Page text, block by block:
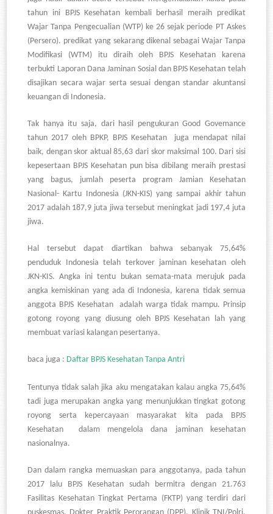
tahun ini BPJS Kesehatan kembali berhasil meraih predikat
Wajar Tanpa Pengecualian (WTP) ke 26 sejak periode PT Askes
(Persero). predikat yang sekarang dikenal sebagai Wajar Tanpa
Modifikasi (WTM) itu diraih oleh BPJS Kesehatan karena
terbukti Laporan Dana Jaminan Sosial dan BPJS Kesehatan telah
disajikan secara wajar serta sesuai dengan standar akuntansi
keuangan di Indonesia.
Tak hanya itu saja, dari hasil pengukuran Good Govemance
tahun 2017 oleh BPKP, BPJS Kesehatan juga mendapat nilai
baik, dengan skor aktual 85,63 dari skor maksimal 100. Dari sisi
kepesertaan BPJS Kesehatan pun bisa dibilang meraih prestasi
yang bagus, jumlah peserta program Jamian Kesehatan
Nasional- Kartu Indonesia (JKN-KIS) yang sampai akhir tahun
2017 adalah 187,9 juta jiwa tersebut meningkat jadi 197,4 juta
jiwa.
Hal tersebut dapat diartikan bahwa sebanyak 75,64%
penduduk Indonesia telah terkover jaminan kesehatan oleh
JKN-KIS. Angka ini tentu bukan semata-mata merujuk pada
angka kemiskinan yang ada di Indonesia, karena tidak semua
anggota BPJS Kesehatan adalah warga tidak mampu. Prinsip
gotong royong yang diusung oleh BPJS Kesehatan lah yang
membuat variasi kalangan pesertanya.
baca juga : Daftar BPJS Kesehatan Tanpa Antri
Tentunya tidak salah jika aku mengatakan kalau angka 75,64%
tadi juga merupakan angka yang menunjukkan tingkat gotong
royong serta kepercayaan masyarakat kita pada BPJS
Kesehatan dalam mengelola dana jaminan kesehatan
nasionalnya.
Dan dalam rangka memuaskan para anggotanya, pada tahun
2017 lalu BPJS Kesehatan sudah bermitra dengan 21.763
Fasilitas Kesehatan Tingkat Pertama (FKTP) yang terdiri dari